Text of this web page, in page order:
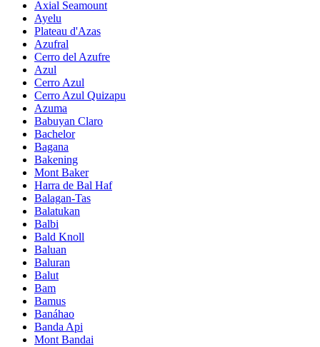
Axial Seamount
Ayelu
Plateau d'Azas
Azufral
Cerro del Azufre
Azul
Cerro Azul
Cerro Azul Quizapu
Azuma
Babuyan Claro
Bachelor
Bagana
Bakening
Mont Baker
Harra de Bal Haf
Balagan-Tas
Balatukan
Balbi
Bald Knoll
Baluan
Baluran
Balut
Bam
Bamus
Banáhao
Banda Api
Mont Bandai